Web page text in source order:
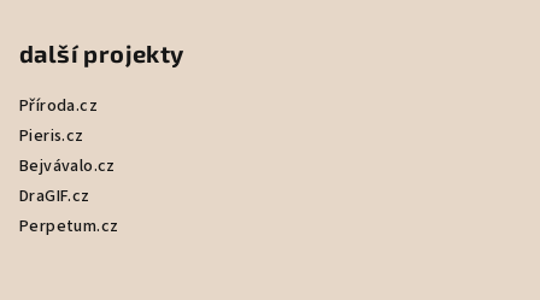
další projekty
Příroda.cz
Pieris.cz
Bejvávalo.cz
DraGIF.cz
Perpetum.cz